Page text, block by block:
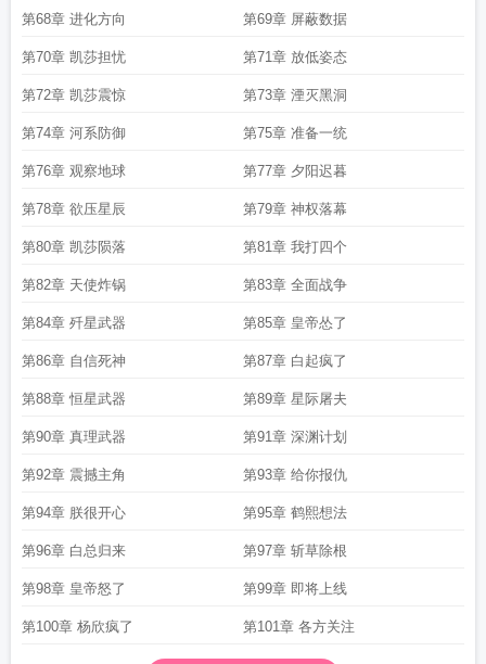
第68章 进化方向 第69章 屏蔽数据
第70章 凯莎担忧 第71章 放低姿态
第72章 凯莎震惊 第73章 湮灭黑洞
第74章 河系防御 第75章 准备一统
第76章 观察地球 第77章 夕阳迟暮
第78章 欲压星辰 第79章 神权落幕
第80章 凯莎陨落 第81章 我打四个
第82章 天使炸锅 第83章 全面战争
第84章 歼星武器 第85章 皇帝怂了
第86章 自信死神 第87章 白起疯了
第88章 恒星武器 第89章 星际屠夫
第90章 真理武器 第91章 深渊计划
第92章 震撼主角 第93章 给你报仇
第94章 朕很开心 第95章 鹤熙想法
第96章 白总归来 第97章 斩草除根
第98章 皇帝怒了 第99章 即将上线
第100章 杨欣疯了 第101章 各方关注